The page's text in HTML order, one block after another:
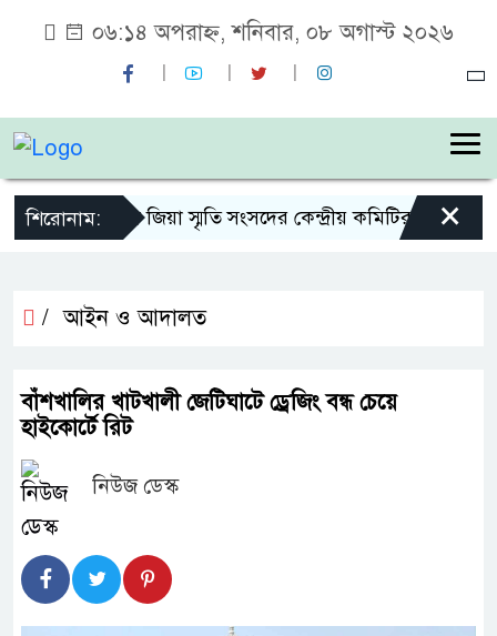
০৬:১৪ অপরাহ্ন, শনিবার, ০৮ অগাস্ট ২০২৬
শিরোনাম:শহীদ জিয়া স্মৃতি সংসদের কেন্দ্রীয় কমিটির সহ-সভাপতি
×
/ আইন ও আদালত
বাঁশখালির খাটখালী জেটিঘাটে ড্রেজিং বন্ধ চেয়ে
হাইকোর্টে রিট
নিউজ ডেস্ক